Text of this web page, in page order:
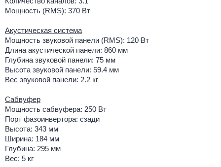
Мощность (RMS): 370 Вт
Акустическая система
Мощность звуковой панели (RMS): 120 Вт
Длина акустической панели: 860 мм
Глубина звуковой панели: 75 мм
Высота звуковой панели: 59.4 мм
Вес звуковой панели: 2.2 кг
Сабвуфер
Мощность сабвуфера: 250 Вт
Порт фазоинвертора: сзади
Высота: 343 мм
Ширина: 184 мм
Глубина: 295 мм
Вес: 5 кг